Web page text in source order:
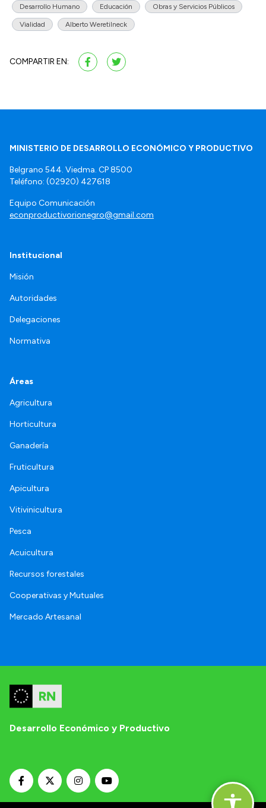
Desarrollo Humano Educación Obras y Servicios Públicos
Vialidad Alberto Weretilneck
COMPARTIR EN:
MINISTERIO DE DESARROLLO ECONÓMICO Y PRODUCTIVO
Belgrano 544. Viedma. CP 8500
Teléfono: (02920) 427618
Equipo Comunicación
econproductivorionegro@gmail.com
Institucional
Misión
Autoridades
Delegaciones
Normativa
Áreas
Agricultura
Horticultura
Ganadería
Fruticultura
Apicultura
Vitivinicultura
Pesca
Acuicultura
Recursos forestales
Cooperativas y Mutuales
Mercado Artesanal
Desarrollo Económico y Productivo